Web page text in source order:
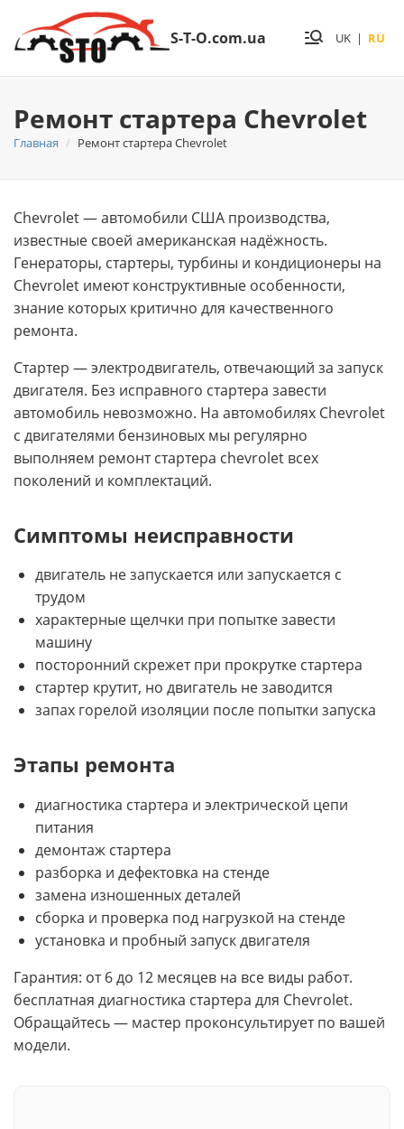
S-T-O.com.ua UK | RU
Ремонт стартера Chevrolet
Главная Ремонт стартера Chevrolet
Chevrolet — автомобили США производства,
известные своей американская надёжность.
Генераторы, стартеры, турбины и кондиционеры на
Chevrolet имеют конструктивные особенности,
знание которых критично для качественного
ремонта.
Стартер — электродвигатель, отвечающий за запуск
двигателя. Без исправного стартера завести
автомобиль невозможно. На автомобилях Chevrolet
с двигателями бензиновых мы регулярно
выполняем ремонт стартера chevrolet всех
поколений и комплектаций.
Симптомы неисправности
двигатель не запускается или запускается с
трудом
характерные щелчки при попытке завести
машину
посторонний скрежет при прокрутке стартера
стартер крутит, но двигатель не заводится
запах горелой изоляции после попытки запуска
Этапы ремонта
диагностика стартера и электрической цепи
питания
демонтаж стартера
разборка и дефектовка на стенде
замена изношенных деталей
сборка и проверка под нагрузкой на стенде
установка и пробный запуск двигателя
Гарантия: от 6 до 12 месяцев на все виды работ.
бесплатная диагностика стартера для Chevrolet.
Обращайтесь — мастер проконсультирует по вашей
модели.